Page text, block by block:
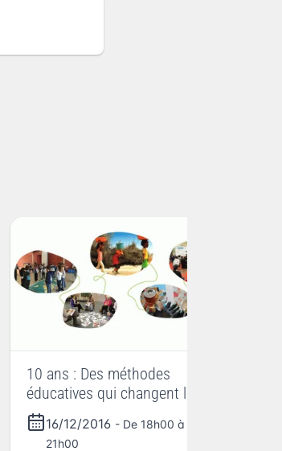
10 ans : Des méthodes
éducatives qui changent le
monde
16/12/2016 - De 18h00 à
21h00